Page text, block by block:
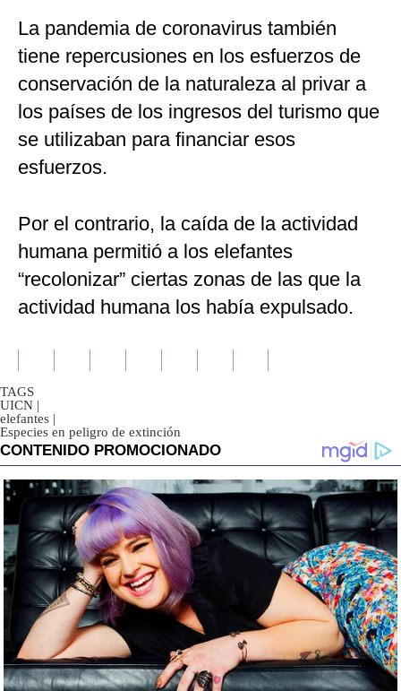
La pandemia de coronavirus también
tiene repercusiones en los esfuerzos de
conservación de la naturaleza al privar a
los países de los ingresos del turismo que
se utilizaban para financiar esos
esfuerzos.
Por el contrario, la caída de la actividad
humana permitió a los elefantes
“recolonizar” ciertas zonas de las que la
actividad humana los había expulsado.
TAGS
UICN |
elefantes |
Especies en peligro de extinción